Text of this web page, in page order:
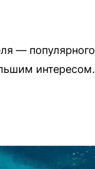
— популярного
интересом.